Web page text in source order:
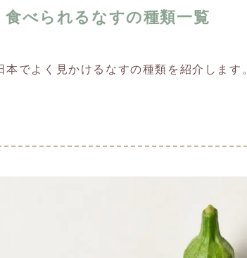
食べられるなすの種類一覧
本でよく見かけるなすの種類を紹介します。